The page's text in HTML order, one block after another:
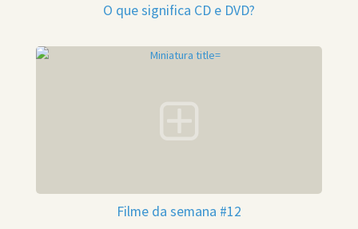
O que significa CD e DVD?
Filme da semana #12